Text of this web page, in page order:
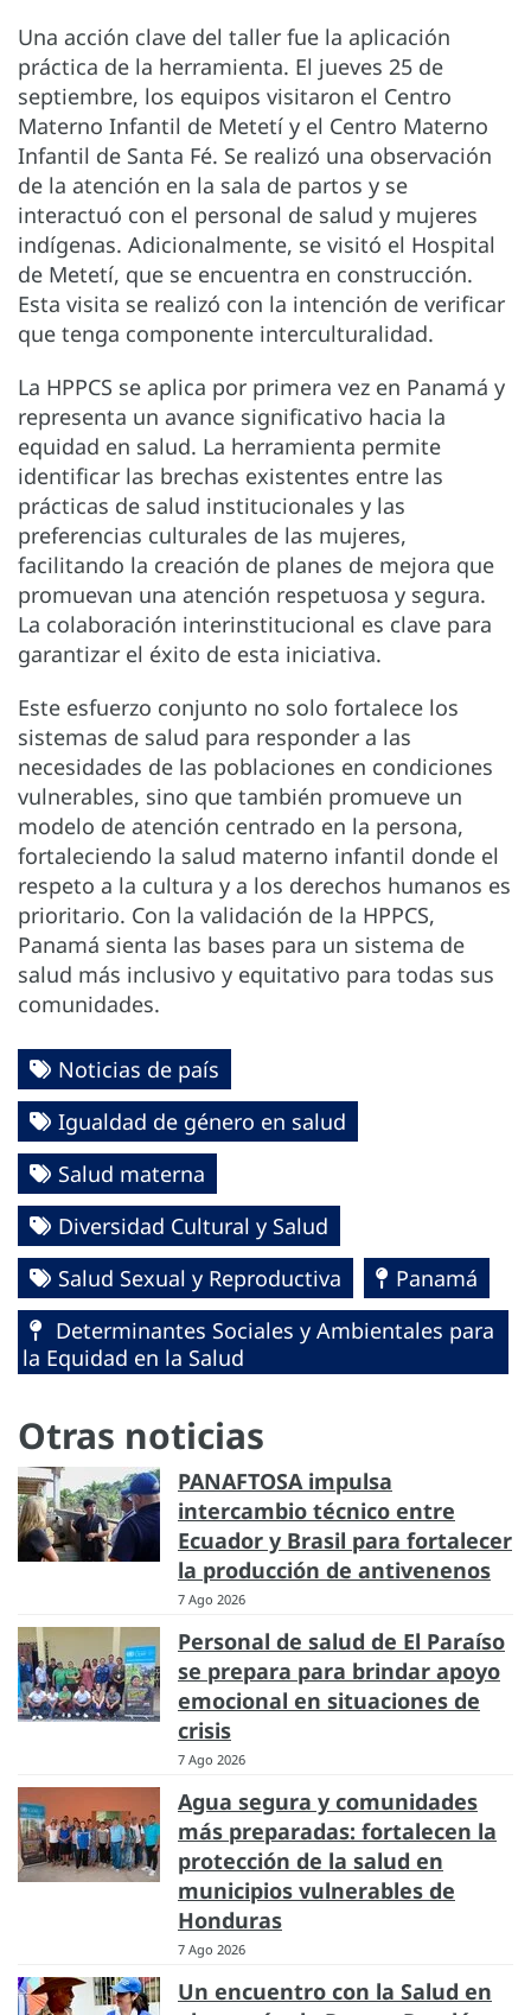
Una acción clave del taller fue la aplicación
práctica de la herramienta. El jueves 25 de
septiembre, los equipos visitaron el Centro
Materno Infantil de Metetí y el Centro Materno
Infantil de Santa Fé. Se realizó una observación
de la atención en la sala de partos y se
interactuó con el personal de salud y mujeres
indígenas. Adicionalmente, se visitó el Hospital
de Metetí, que se encuentra en construcción.
Esta visita se realizó con la intención de verificar
que tenga componente interculturalidad.
La HPPCS se aplica por primera vez en Panamá y
representa un avance significativo hacia la
equidad en salud. La herramienta permite
identificar las brechas existentes entre las
prácticas de salud institucionales y las
preferencias culturales de las mujeres,
facilitando la creación de planes de mejora que
promuevan una atención respetuosa y segura.
La colaboración interinstitucional es clave para
garantizar el éxito de esta iniciativa.
Este esfuerzo conjunto no solo fortalece los
sistemas de salud para responder a las
necesidades de las poblaciones en condiciones
vulnerables, sino que también promueve un
modelo de atención centrado en la persona,
fortaleciendo la salud materno infantil donde el
respeto a la cultura y a los derechos humanos es
prioritario. Con la validación de la HPPCS,
Panamá sienta las bases para un sistema de
salud más inclusivo y equitativo para todas sus
comunidades.
Noticias de país
Igualdad de género en salud
Salud materna
Diversidad Cultural y Salud
Salud Sexual y Reproductiva
Panamá
Determinantes Sociales y Ambientales para
la Equidad en la Salud
Otras noticias
PANAFTOSA impulsa
intercambio técnico entre
Ecuador y Brasil para fortalecer
la producción de antivenenos
7 Ago 2026
Personal de salud de El Paraíso
se prepara para brindar apoyo
emocional en situaciones de
crisis
7 Ago 2026
Agua segura y comunidades
más preparadas: fortalecen la
protección de la salud en
municipios vulnerables de
Honduras
7 Ago 2026
Un encuentro con la Salud en